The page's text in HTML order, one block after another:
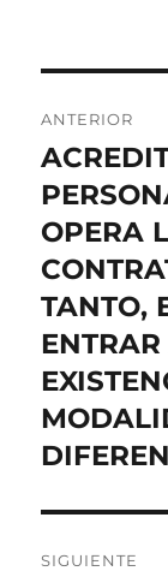
de
ANTERIOR
Entrada
anterior:
OPERA
TANTO,
SIGUIENTE